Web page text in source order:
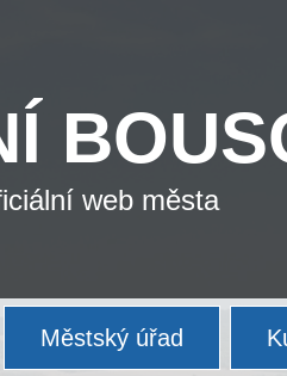
web města
Městský úřad